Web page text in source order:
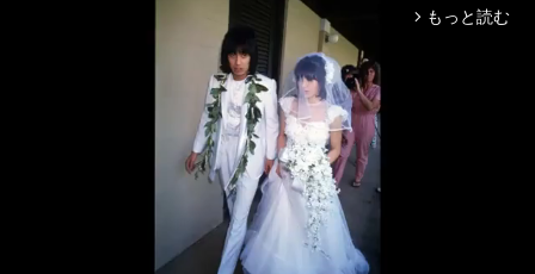
arrow_forward_ios もっと読む